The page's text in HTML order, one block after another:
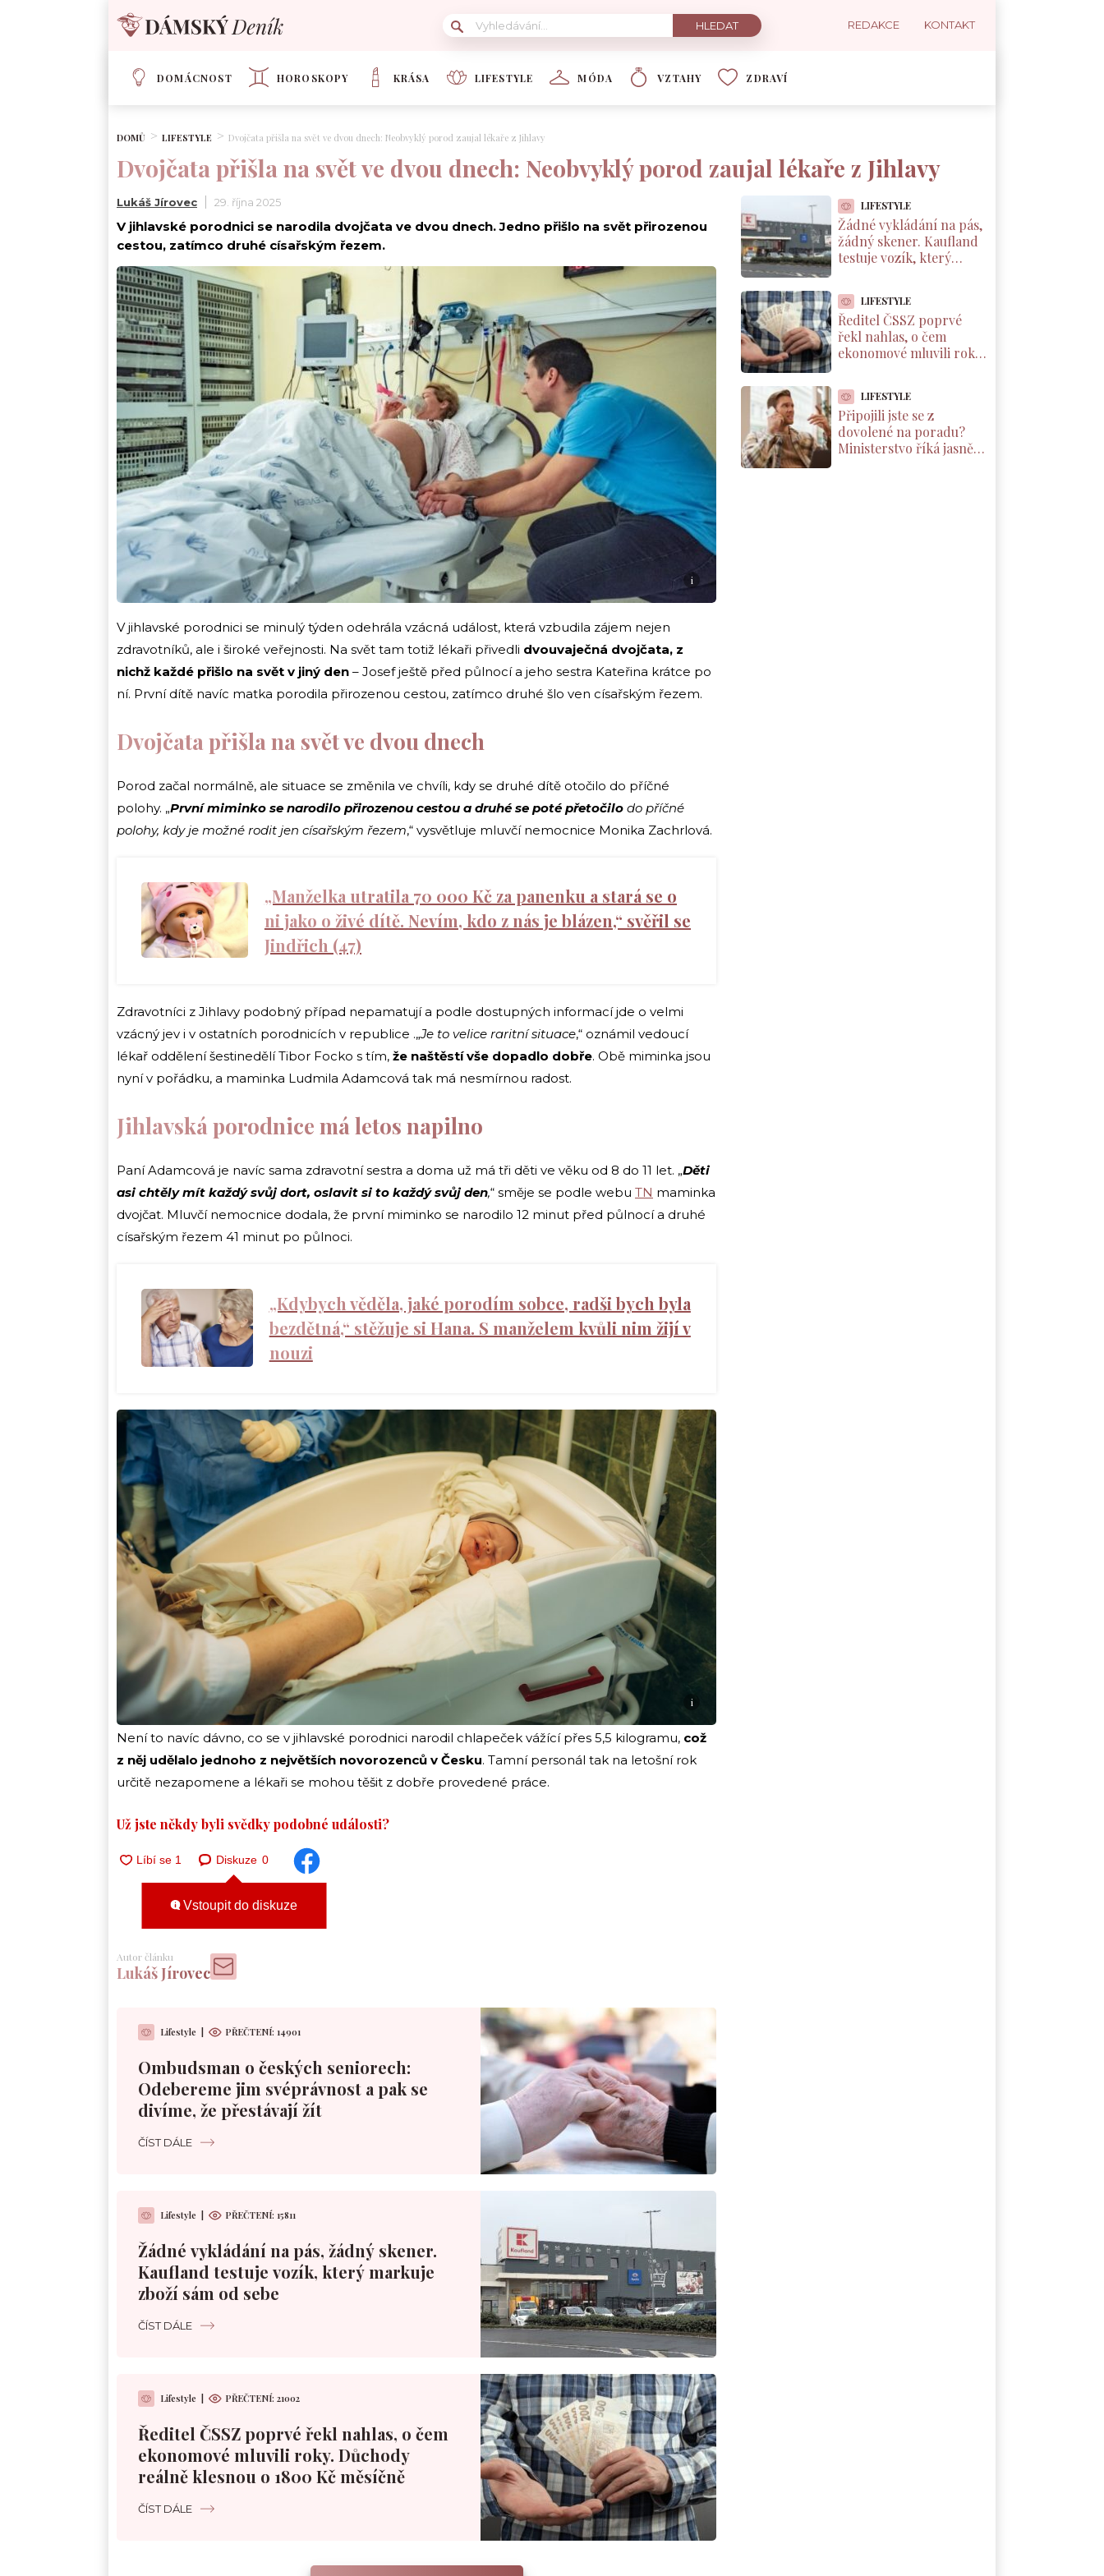
REDAKCE KONTAKT
DOMÁCNOST HOROSKOPY KRÁSA LIFESTYLE MÓDA VZTAHY ZDRAVÍ
DOMŮ LIFESTYLE Dvojčata přišla na svět ve dvou dnech: Neobvyklý porod zaujal lékaře z Jihlavy
Dvojčata přišla na svět ve dvou dnech: Neobvyklý porod zaujal lékaře z Jihlavy
Lukáš Jírovec 29. října 2025
V jihlavské porodnici se narodila dvojčata ve dvou dnech. Jedno přišlo na svět přirozenou
cestou, zatímco druhé císařským řezem.
i
V jihlavské porodnici se minulý týden odehrála vzácná událost, která vzbudila zájem nejen
zdravotníků, ale i široké veřejnosti. Na svět tam totiž lékaři přivedli dvouvaječná dvojčata, z
nichž každé přišlo na svět v jiný den – Josef ještě před půlnocí a jeho sestra Kateřina krátce po
ní. První dítě navíc matka porodila přirozenou cestou, zatímco druhé šlo ven císařským řezem.
Dvojčata přišla na svět ve dvou dnech
Porod začal normálně, ale situace se změnila ve chvíli, kdy se druhé dítě otočilo do příčné
polohy. „První miminko se narodilo přirozenou cestou a druhé se poté přetočilo do příčné
polohy, kdy je možné rodit jen císařským řezem,“ vysvětluje mluvčí nemocnice Monika Zachrlová.
„Manželka utratila 70 000 Kč za panenku a stará se o
ni jako o živé dítě. Nevím, kdo z nás je blázen,“ svěřil se
Jindřich (47)
Zdravotníci z Jihlavy podobný případ nepamatují a podle dostupných informací jde o velmi
vzácný jev i v ostatních porodnicích v republice .„Je to velice raritní situace,“ oznámil vedoucí
lékař oddělení šestinedělí Tibor Focko s tím, že naštěstí vše dopadlo dobře. Obě miminka jsou
nyní v pořádku, a maminka Ludmila Adamcová tak má nesmírnou radost.
Jihlavská porodnice má letos napilno
Paní Adamcová je navíc sama zdravotní sestra a doma už má tři děti ve věku od 8 do 11 let. „Děti
asi chtělymít každý svůj dort, oslavit si to každý svůj den,“ směje se podle webu TN maminka
dvojčat. Mluvčí nemocnice dodala, že první miminko se narodilo 12 minut před půlnocí a druhé
císařským řezem 41 minut po půlnoci.
„Kdybych věděla, jaké porodím sobce, radši bych byla
bezdětná,“ stěžuje si Hana. S manželem kvůli nim žijí v
nouzi
i
Není to navíc dávno, co se v jihlavské porodnici narodil chlapeček vážící přes 5,5 kilogramu, což
z něj udělalo jednoho z největších novorozenců v Česku. Tamní personál tak na letošní rok
určitě nezapomene a lékaři se mohou těšit z dobře provedené práce.
Už jste někdy byli svědky podobné události?
Diskuze 0
Vstoupit do diskuze
Autor článku
Lukáš Jírovec
Lifestyle PŘEČTENÍ: 14901
Ombudsman o českých seniorech:
Odebereme jim svéprávnost a pak se
divíme, že přestávají žít
ČÍST DÁLE
Lifestyle PŘEČTENÍ: 15811
Žádné vykládání na pás, žádný skener.
Kaufland testuje vozík, který markuje
zboží sám od sebe
ČÍST DÁLE
Lifestyle PŘEČTENÍ: 21002
Ředitel ČSSZ poprvé řekl nahlas, o čem
ekonomové mluvili roky. Důchody
reálně klesnou o 1800 Kč měsíčně
ČÍST DÁLE
LIFESTYLE
Žádné vykládání na pás,
žádný skener. Kaufland
testuje vozík, který
sebe
LIFESTYLE
Ředitel ČSSZ poprvé
řekl nahlas, o čem
ekonomové mluvili roky.
o 1800 Kč měsíčně
LIFESTYLE
Připojili jste se z
dovolené na poradu?
Ministerstvo říká jasně: